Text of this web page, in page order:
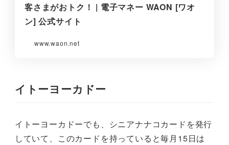
客さまがおトク！ | 電子マネー WAON [ワオ
ン] 公式サイト
www.waon.net
イトーヨーカドー
イトーヨーカドーでも、シニアナナコカードを発行
していて、このカードを持っていると毎月15日は